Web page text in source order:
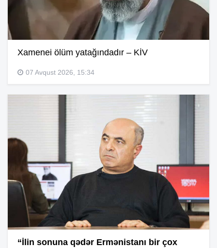
Xamenei ölüm yatağındadır – KİV
07 Avqust 2026, 15:34
“İlin sonuna qədər Ermənistanı bir çox